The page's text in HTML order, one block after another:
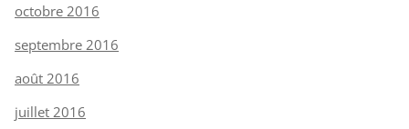
octobre 2016
septembre 2016
août 2016
juillet 2016